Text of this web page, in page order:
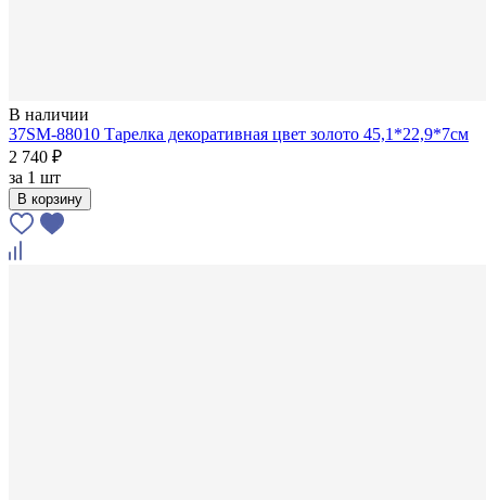
В наличии
37SM-88010 Тарелка декоративная цвет золото 45,1*22,9*7см
2 740 ₽
за 1 шт
В корзину